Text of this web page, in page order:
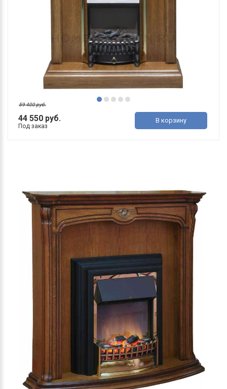
44 550 руб.
59 400 руб.
Под заказ
В корзину